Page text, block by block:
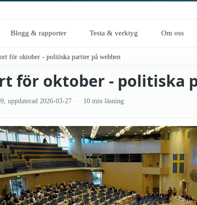
Blogg & rapporter Testa & verktyg Om oss
för oktober - politiska partier på webben
för oktober - politiska
, uppdaterad 2026-03-27 10 min läsning